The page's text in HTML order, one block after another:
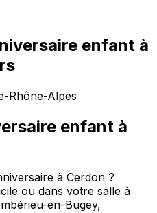
enfant à
Rhône-Alpes
enfant à
à Cerdon ?
ou dans votre salle à
en-Bugey,